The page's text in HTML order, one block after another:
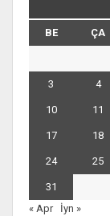
BE ÇA
3 4
10 11
17 18
24 25
31
« Apr
İyn »